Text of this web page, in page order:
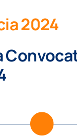
2024